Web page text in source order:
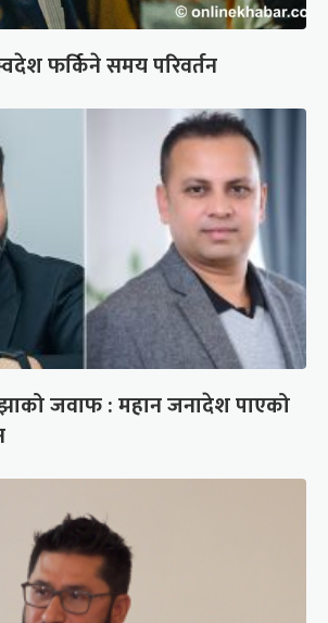
फर्किने समय परिवर्तन
जवाफ : महान जनादेश पाएको